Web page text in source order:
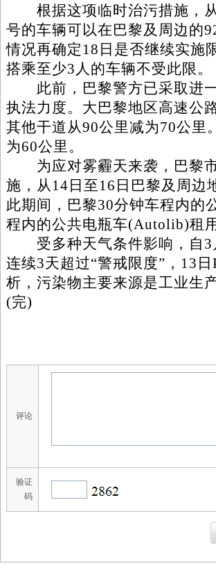
根据这项临时治污措施，从
号的车辆可以在巴黎及周边的
情况再确定18日是否继续实施
搭乘至少3人的车辆不受此限。
此前，巴黎警方已采取进一
执法力度。大巴黎地区高速公
其他干道从90公里减为70公里
为60公里。
为应对雾霾天来袭，巴黎市
施，从14日至16日巴黎及周边
此期间，巴黎30分钟车程内的
程内的公共电瓶车(Autolib)租
受多种天气条件影响，自3
连续3天超过“警戒限度”，13
析，污染物主要来源是工业生
(完)
评论
验证
码